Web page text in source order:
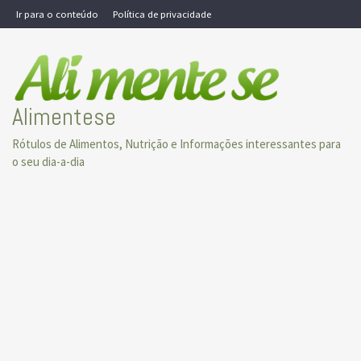
Skip
to
Ir para o conteúdo Política de privacidade
Alimentese
Rótulos de Alimentos, Nutrição e Informações interessantes para
o seu dia-a-dia